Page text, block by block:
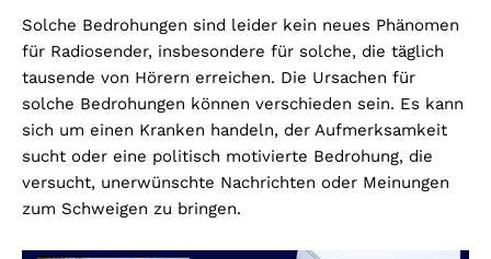
Solche Bedrohungen sind leider kein neues Phänomen
für Radiosender, insbesondere für solche, die täglich
tausende von Hörern erreichen. Die Ursachen für
solche Bedrohungen können verschieden sein. Es kann
sich um einen Kranken handeln, der Aufmerksamkeit
sucht oder eine politisch motivierte Bedrohung, die
versucht, unerwünschte Nachrichten oder Meinungen
zum Schweigen zu bringen.